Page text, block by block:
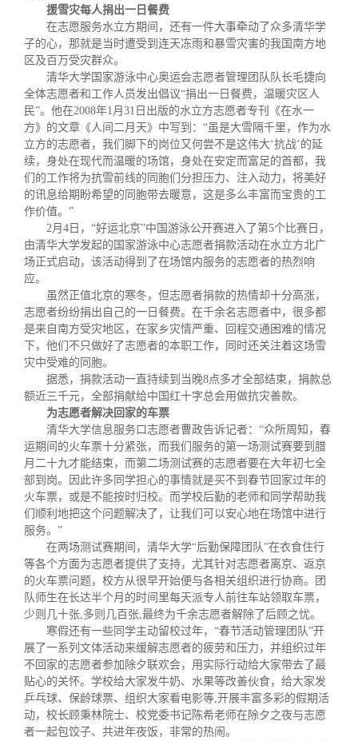
援雪灾每人捐出一日餐费
在志愿服务水立方期间，还有一件大事牵动了众多清华学
子的心，那就是当时遭受到连天冻雨和暴雪灾害的我国南方地
区及百万受灾群众。
清华大学国家游泳中心奥运会志愿者管理团队队长毛捷向
全体志愿者和工作人员发出倡议“捐出一日餐费，温暖灾区人
民”。他在2008年1 月 31 日 出版的水立方志愿者专刊《在水一
方》的文章《人间二月天》中写到：“虽是大雪隔千里，作为水
立方的志愿者，我们脚下的岗位又何尝不是这伟大‘抗战’的延
续，身处在现代而温暖的场馆，身处在安定而富足的首都，我
们的工作将为抗雪前线的同胞们分担压力、注入动力，将美好
的讯息给期盼希望的同胞带去暖意，这是多么丰富而宝贵的工
作价值。”
2 月 4 日 ，“好运北京”中国游泳公开赛进入了第5个比赛日，
由清华大学发起的国家游泳中心志愿者捐款活动在水立方北广
场正式启动，该活动得到了在场馆内服务的志愿者的热烈响
应。
虽然正值北京的寒冬，但志愿者捐款的热情却十分高涨，
志愿者纷纷捐出自己的一日餐费。在千余名志愿者中，很多都
是来自南方受灾地区，在家乡灾情严重、回程交通困难的情况
下，他们不只做好了志愿者的本职工作，同时还关注着这场雪
灾中受难的同胞。
据悉，捐款活动一直持续到当晚8点多才全部结束，捐款总
额近三千元，全部捐献给中国红十字总会用做抗灾善款。
为志愿者解决回家的车票
清华大学信息服务口志愿者曹政告诉记者：“众所周知，春
运期间的火车票十分紧张，而我们服务的第一场测试赛要到腊
月二十九才能结束，而第二场测试赛的志愿者要在大年初七全
部到岗。因此许多同学担心的事情就是买不到春节回家过年的
火车票，或是不能按时归校。而学校后勤的老师和同学帮助我
们顺利地把这个问题解决了，让我们可以安心地在场馆中进行
服务。”
在两场测试赛期间，清华大学“后勤保障团队”在衣食住行
等各个方面为志愿者提供了支持，尤其针对志愿者离京、返京
的火车票问题，校方从很早开始便与各相关组织进行协商。团
队师生在长达半个月的时间里每天派专人前往车站领取车票，
少则几十张 多则几百张 最终为千余志愿者解除了后顾之忧。
寒假还有一些同学主动留校过年，“春节活动管理团队”开
展了一系列文体活动来缓解志愿者的疲劳和压力，并组织过年
不回家的志愿者参加除夕联欢会，用实际行动给大家带去了最
贴心的关怀。学校给大家发牛奶、水果等改善伙食，给大家发
乒乓球、保龄球票、组织大家看电影等 开展丰富多彩的假期活
动，校长顾秉林院士、校党委书记陈希老师在除夕之夜与志愿
者一起包饺子、共进年夜饭，非常的热闹。